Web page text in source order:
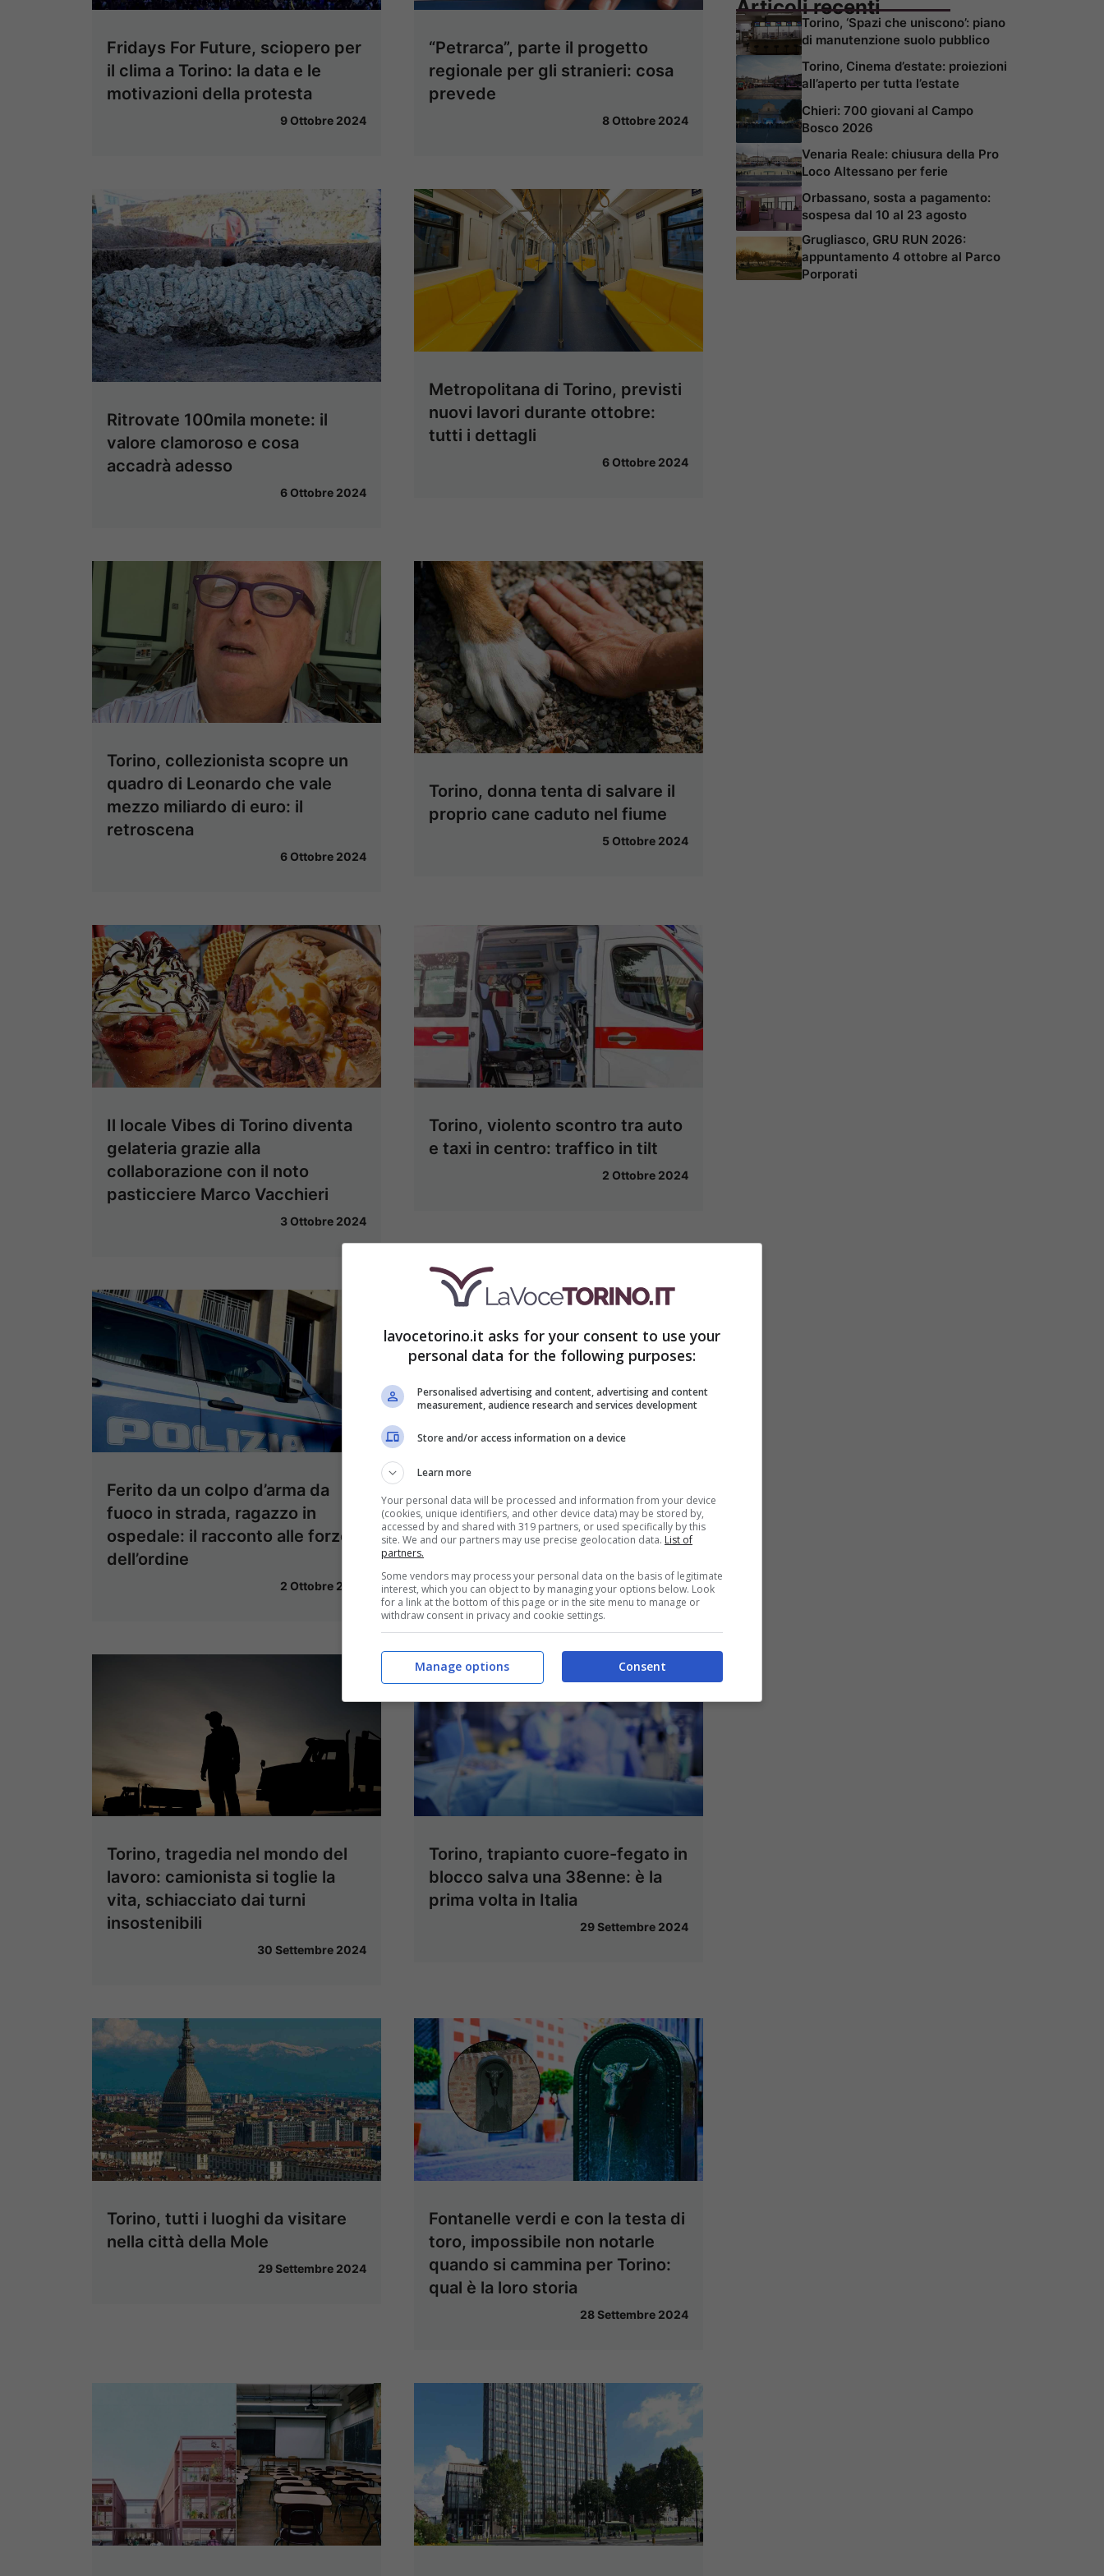
Fridays For Future, sciopero per
il clima a Torino: la data e le
motivazioni della protesta
9 Ottobre 2024
“Petrarca”, parte il progetto
regionale per gli stranieri: cosa
prevede
8 Ottobre 2024
Ritrovate 100mila monete: il
valore clamoroso e cosa
accadrà adesso
6 Ottobre 2024
Metropolitana di Torino, previsti
nuovi lavori durante ottobre:
tutti i dettagli
6 Ottobre 2024
Torino, collezionista scopre un
quadro di Leonardo che vale
mezzo miliardo di euro: il
retroscena
6 Ottobre 2024
Torino, donna tenta di salvare il
proprio cane caduto nel fiume
5 Ottobre 2024
Il locale Vibes di Torino diventa
gelateria grazie alla
collaborazione con il noto
pasticciere Marco Vacchieri
3 Ottobre 2024
Torino, violento scontro tra auto
e taxi in centro: traffico in tilt
2 Ottobre 2024
Ferito da un colpo d’arma da
fuoco in strada, ragazzo in
ospedale: il racconto alle forze
dell’ordine
2 Ottobre 2024
Piazza Bengasi scatta la
protesta: “I cittadini vivono nella
1 Ottobre 2024
Torino, tragedia nel mondo del
lavoro: camionista si toglie la
vita, schiacciato dai turni
insostenibili
30 Settembre 2024
Torino, trapianto cuore-fegato in
blocco salva una 38enne: è la
prima volta in Italia
29 Settembre 2024
Torino, tutti i luoghi da visitare
nella città della Mole
29 Settembre 2024
Fontanelle verdi e con la testa di
toro, impossibile non notarle
quando si cammina per Torino:
qual è la loro storia
28 Settembre 2024
Articoli recenti
Torino, ‘Spazi che uniscono’: piano
di manutenzione suolo pubblico
Torino, Cinema d’estate: proiezioni
all’aperto per tutta l’estate
Chieri: 700 giovani al Campo
Bosco 2026
Venaria Reale: chiusura della Pro
Loco Altessano per ferie
Orbassano, sosta a pagamento:
sospesa dal 10 al 23 agosto
Grugliasco, GRU RUN 2026:
appuntamento 4 ottobre al Parco
Porporati
lavocetorino.it asks for your consent to use your
personal data for the following purposes:
Personalised advertising and content, advertising and content
measurement, audience research and services development
Store and/or access information on a device
Learn more
Your personal data will be processed and information from your device
(cookies, unique identifiers, and other device data) may be stored by,
accessed by and shared with 319 partners, or used specifically by this
site. We and our partners may use precise geolocation data. List of
partners.
Some vendors may process your personal data on the basis of legitimate
interest, which you can object to by managing your options below. Look
for a link at the bottom of this page or in the site menu to manage or
withdraw consent in privacy and cookie settings.
Consent
Manage options